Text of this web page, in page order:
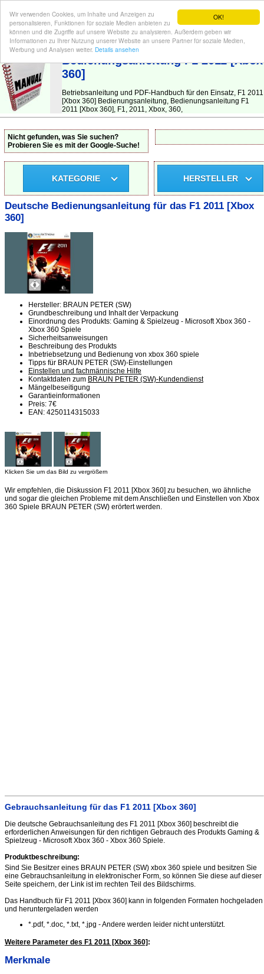
OK!
Wir verwenden Cookies, um Inhalte und Anzeigen zu
personalisieren, Funktionen für soziale Medien anbieten zu
können und die Zugriffe auf unsere Website zu analysieren. Außerdem geben wir
Informationen zu Ihrer Nutzung unserer Website an unsere Partner für soziale Medien,
Werbung und Analysen weiter. Details ansehen
BEDIENUNGSANLEITUNG| Hier finden Sie die deutsche Anleitung!
Bedienungsanleitung F1 2011 [Xbox
360]
Betriebsanleitung und PDF-Handbuch für den Einsatz, F1 2011
[Xbox 360] Bedienungsanleitung, Bedienungsanleitung F1
2011 [Xbox 360], F1, 2011, Xbox, 360,
Nicht gefunden, was Sie suchen?
Probieren Sie es mit der Google-Suche!
KATEGORIE HERSTELLER
Deutsche Bedienungsanleitung für das F1 2011 [Xbox
360]
Hersteller: BRAUN PETER (SW)
Grundbeschreibung und Inhalt der Verpackung
Einordnung des Produkts: Gaming & Spielzeug - Microsoft Xbox 360 -
Xbox 360 Spiele
Sicherheitsanweisungen
Beschreibung des Produkts
Inbetriebsetzung und Bedienung von xbox 360 spiele
Tipps für BRAUN PETER (SW)-Einstellungen
Einstellen und fachmännische Hilfe
Kontaktdaten zum BRAUN PETER (SW)-Kundendienst
Mängelbeseitigung
Garantieinformationen
Preis: 7€
EAN: 4250114315033
Klicken Sie um das Bild zu vergrößern
Wir empfehlen, die Diskussion F1 2011 [Xbox 360] zu besuchen, wo ähnliche
und sogar die gleichen Probleme mit dem Anschließen und Einstellen von Xbox
360 Spiele BRAUN PETER (SW) erörtert werden.
Gebrauchsanleitung für das F1 2011 [Xbox 360]
Die deutsche Gebrauchsanleitung des F1 2011 [Xbox 360] beschreibt die
erforderlichen Anweisungen für den richtigen Gebrauch des Produkts Gaming &
Spielzeug - Microsoft Xbox 360 - Xbox 360 Spiele.
Produktbeschreibung:
Sind Sie Besitzer eines BRAUN PETER (SW) xbox 360 spiele und besitzen Sie
eine Gebrauchsanleitung in elektronischer Form, so können Sie diese auf dieser
Seite speichern, der Link ist im rechten Teil des Bildschirms.
Das Handbuch für F1 2011 [Xbox 360] kann in folgenden Formaten hochgeladen
und heruntergeladen werden
*.pdf, *.doc, *.txt, *.jpg - Andere werden leider nicht unterstützt.
Weitere Parameter des F1 2011 [Xbox 360] :
Merkmale